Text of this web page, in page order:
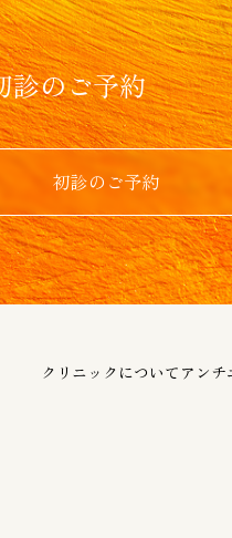
診のご予約
初診のご予約
クリニックについて アン